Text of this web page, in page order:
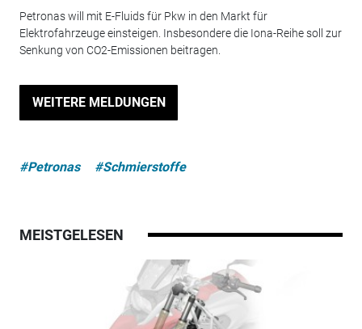
Petronas will mit E-Fluids für Pkw in den Markt für
Elektrofahrzeuge einsteigen. Insbesondere die Iona-Reihe soll zur
Senkung von CO2-Emissionen beitragen.
WEITERE MELDUNGEN
#Petronas #Schmierstoffe
MEISTGELESEN